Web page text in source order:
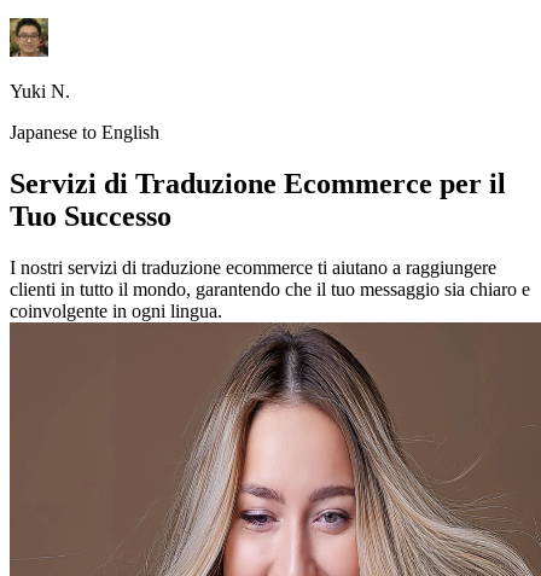
Yuki N.
Japanese to English
Servizi di Traduzione Ecommerce per il
Tuo Successo
I nostri servizi di traduzione ecommerce ti aiutano a raggiungere
clienti in tutto il mondo, garantendo che il tuo messaggio sia chiaro e
coinvolgente in ogni lingua.